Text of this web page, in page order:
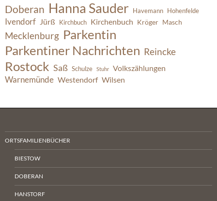
Doberan Hanna Sauder Havemann Hohenfelde
Ivendorf Jürß Kirchbuch Kirchenbuch Kröger Masch
Mecklenburg Parkentin
Parkentiner Nachrichten Reincke
Rostock Saß Schulze Stuhr Volkszählungen
Warnemünde Westendorf Wilsen
ORTSFAMILIENBÜCHER
BIESTOW
DOBERAN
HANSTORF